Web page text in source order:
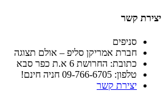
יצירת קשר
סניפים
חברת אמריקן סליפ – אולם תצוגה
כתובת: החרושת 6 א.ת כפר סבא
טלפון: 09-766-6705 חניה חינם!
יצירת קשר